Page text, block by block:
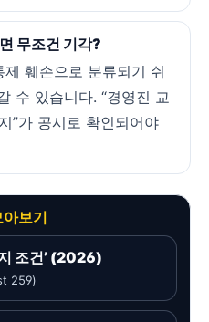
무조건 기각?
훼손으로 분류되기 쉬
수 있습니다. “경영진 교
”가 공시로 확인되어야
보기
조건’ (2026)
259)